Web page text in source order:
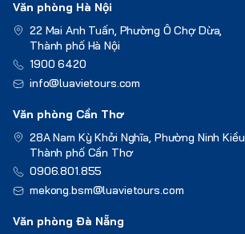
Văn phòng Hà Nội
22 Mai Anh Tuấn, Phường Ô Chợ Dừa,
Thành phố Hà Nội
1900 6420
info@luavietours.com
Văn phòng Cần Thơ
28A Nam Kỳ Khởi Nghĩa, Phường Ninh Kiều,
Thành phố Cần Thơ
0906.801.855
mekong.bsm@luavietours.com
Văn phòng Đà Nẵng